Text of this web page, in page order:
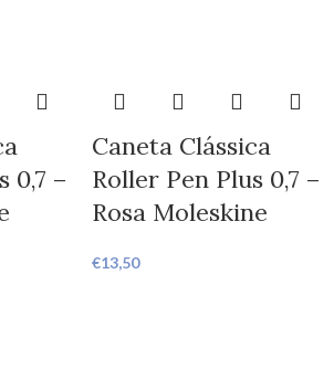
0,7 –
Caneta Clássica
Roller Pen Plus 0,7 –
Rosa Moleskine
€13,50